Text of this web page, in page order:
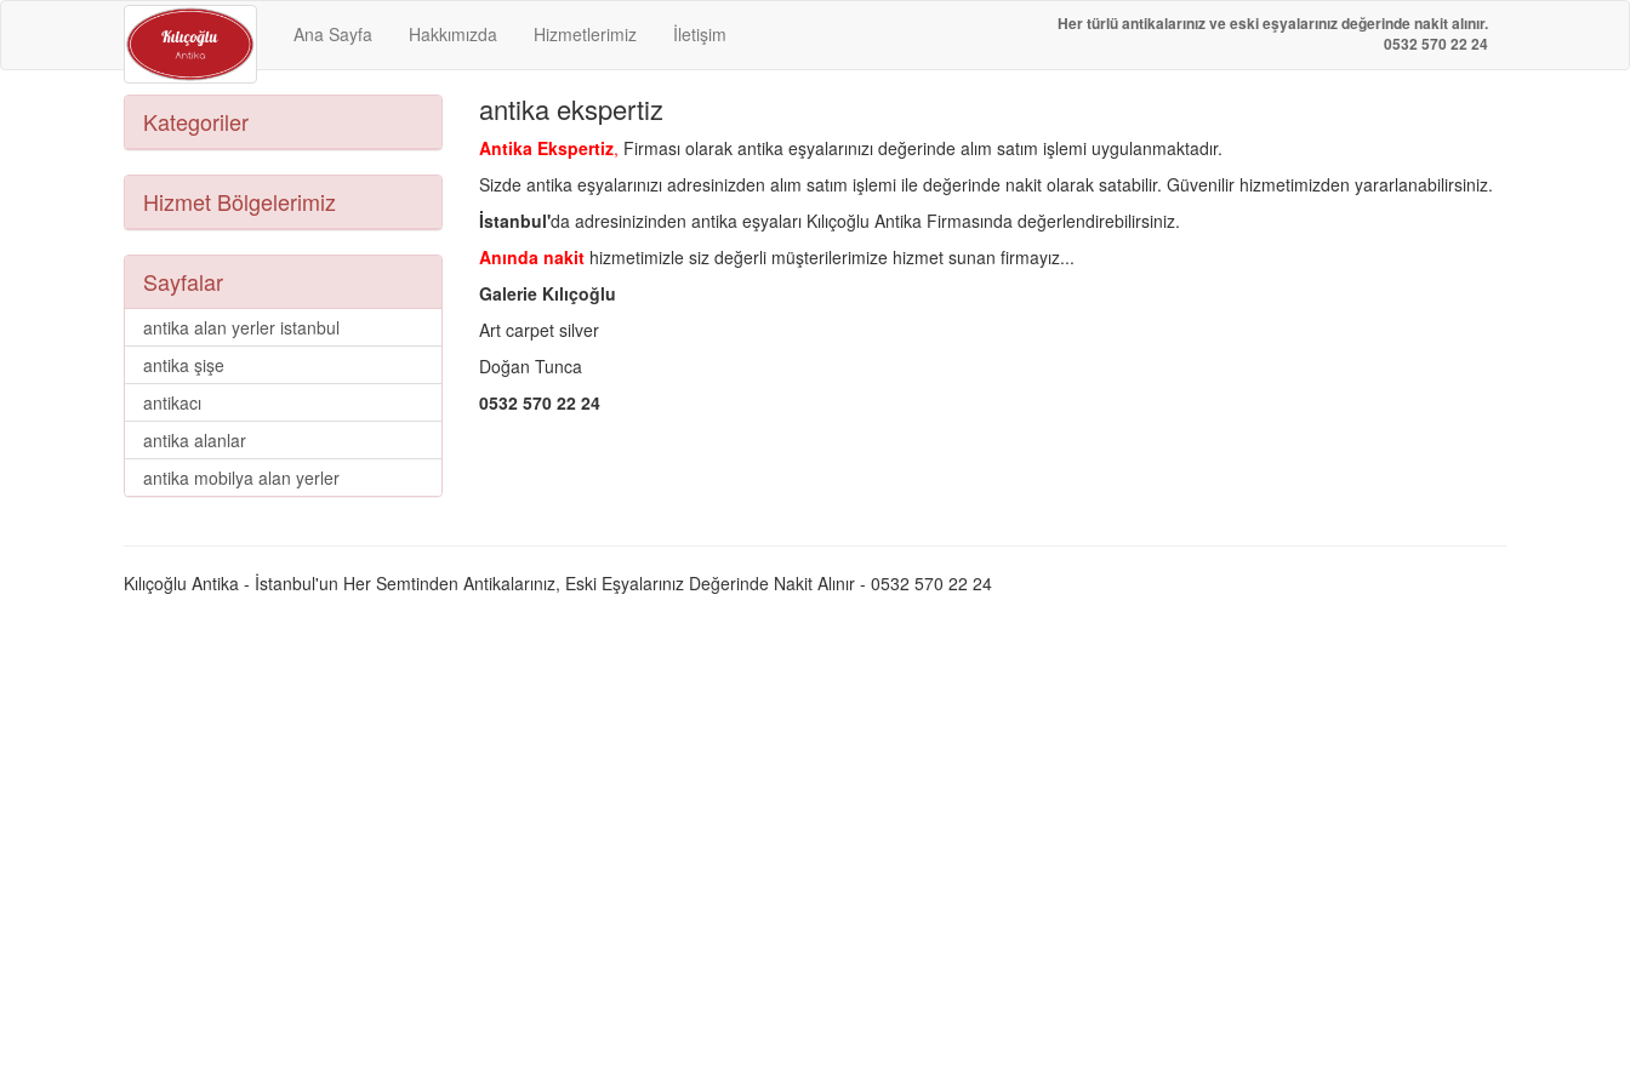
Ana Sayfa Hakkımızda Hizmetlerimiz İletişim
Her türlü antikalarınız ve eski eşyalarınız değerinde nakit alınır.
0532 570 22 24
antika ekspertiz
Antika Ekspertiz, Firması olarak antika eşyalarınızı değerinde alım satım işlemi uygulanmaktadır.
Sizde antika eşyalarınızı adresinizden alım satım işlemi ile değerinde nakit olarak satabilir. Güvenilir hizmetimizden yararlanabilirsiniz.
İstanbul'da adresinizinden antika eşyaları Kılıçoğlu Antika Firmasında değerlendirebilirsiniz.
Anında nakit hizmetimizle siz değerli müşterilerimize hizmet sunan firmayız...
Galerie Kılıçoğlu
Art carpet silver
Doğan Tunca
0532 570 22 24
Kategoriler
Hizmet Bölgelerimiz
Sayfalar
antika alan yerler istanbul
antika şişe
antikacı
antika alanlar
antika mobilya alan yerler
Kılıçoğlu Antika - İstanbul'un Her Semtinden Antikalarınız, Eski Eşyalarınız Değerinde Nakit Alınır - 0532 570 22 24